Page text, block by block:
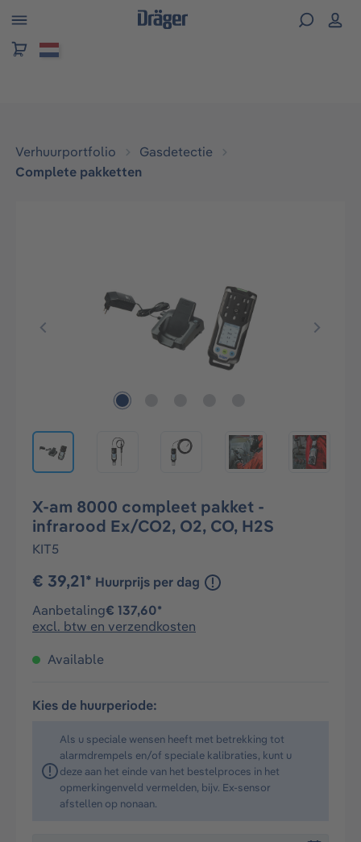
Verhuurportfolio
Gasdetectie
Complete pakketten
X-am 8000 compleet pakket -
infrarood Ex/CO2, O2, CO, H2S
KIT5
Huurprijs per dag
€ 39,21*
Aanbetaling€ 137,60*
excl. btw en verzendkosten
Available
Kies de huurperiode:
Als u speciale wensen heeft met betrekking tot
alarmdrempels en/of speciale kalibraties, kunt u
deze aan het einde van het bestelproces in het
opmerkingenveld vermelden, bijv. Ex-sensor
afstellen op nonaan.